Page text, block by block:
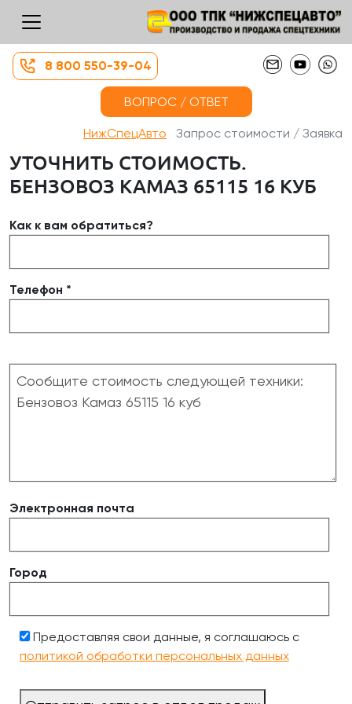
8 800 550-39-04
ВОПРОС / ОТВЕТ
НижСпецАвто Запрос стоимости / Заявка
УТОЧНИТЬ СТОИМОСТЬ.
БЕНЗОВОЗ КАМАЗ 65115 16 КУБ
Как к вам обратиться?
Телефон *
Электронная почта
Город
Предоставляя свои данные, я соглашаюсь с
политикой обработки персональных данных